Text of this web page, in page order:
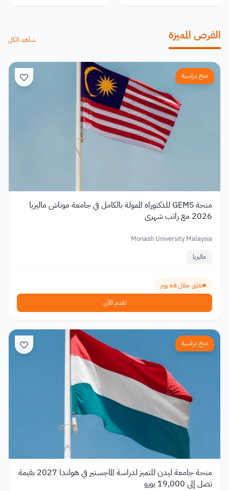
الفرص المميزة شاهد الكل
منح دراسية
منحة GEMS للدكتوراه الممولة بالكامل في جامعة موناش ماليزيا
2026 مع راتب شهري
Monash University Malaysia
ماليزيا
تغلق خلال 68 يوم
تقدم الآن
منح دراسية
منحة جامعة ليدن للتميز لدراسة الماجستير في هولندا 2027 بقيمة
تصل إلى 19,000 يورو